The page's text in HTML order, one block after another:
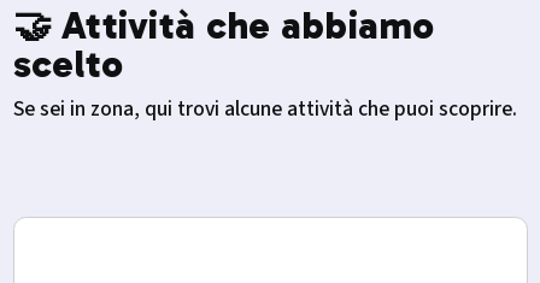
🤝 Attività che abbiamo
scelto
Se sei in zona, qui trovi alcune attività che puoi scoprire.